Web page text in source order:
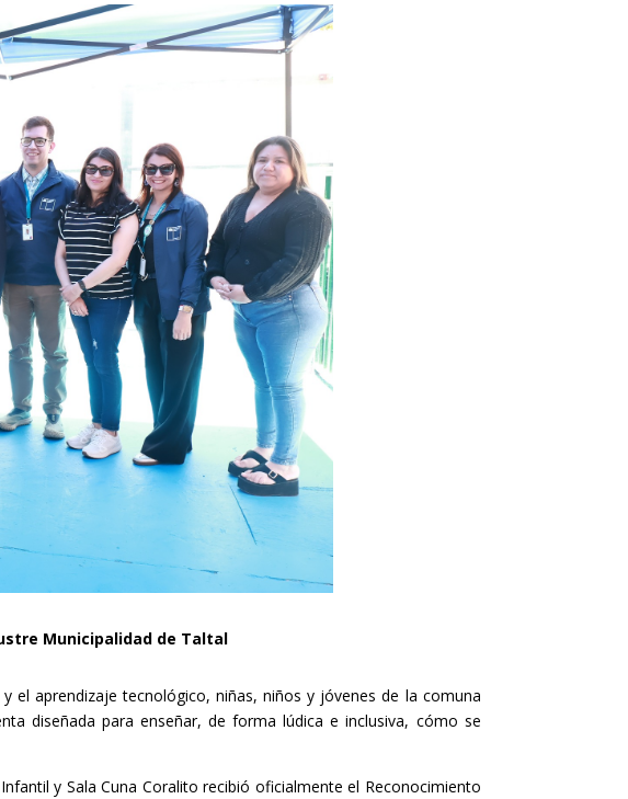
Municipalidad de Taltal
el aprendizaje tecnológico, niñas, niños y jóvenes de la comuna
diseñada para enseñar, de forma lúdica e inclusiva, cómo se
y Sala Cuna Coralito recibió oficialmente el Reconocimiento